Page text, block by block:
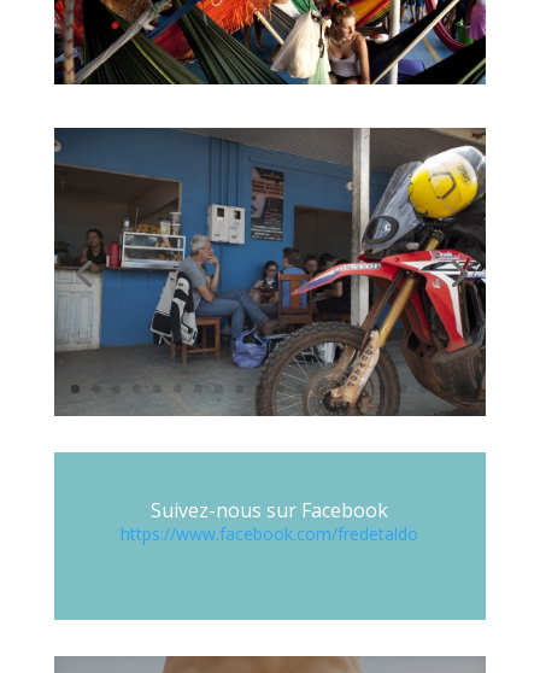
Suivez-nous sur Facebook
https://www.facebook.com/fredetaldo